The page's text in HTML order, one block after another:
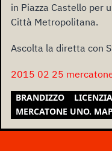
in Piazza Castello per
Città Metropolitana.
Ascolta la diretta con
2015 02 25
BRANDIZZO
MERCATONE UNO.